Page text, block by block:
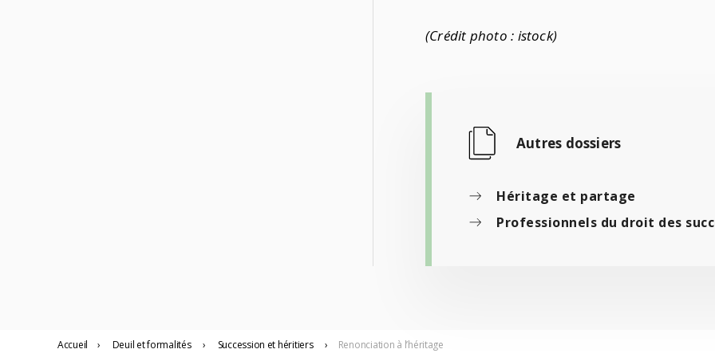
(Crédit photo : istock)
Autres dossiers
Héritage et partage
Professionnels du droit des
Accueil › Deuil et formalités › Succession et héritiers › Renonciation à l’héritage